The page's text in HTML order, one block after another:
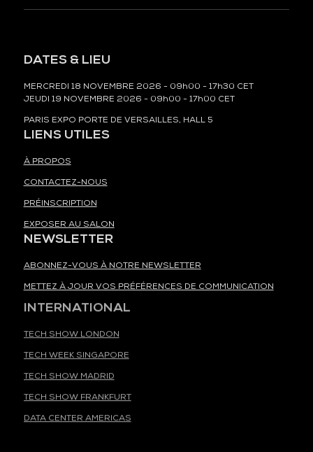
DATES & LIEU
MERCREDI 18 NOVEMBRE 2026 - 09h00 - 17h30 CET
JEUDI 19 NOVEMBRE 2026 - 09h00 - 17h00 CET
PARIS EXPO PORTE DE VERSAILLES, HALL 5
LIENS UTILES
À PROPOS
CONTACTEZ-NOUS
PRÉINSCRIPTION
EXPOSER AU SALON
NEWSLETTER
ABONNEZ-VOUS À NOTRE NEWSLETTER
METTEZ À JOUR VOS PRÉFÉRENCES DE COMMUNICATION
INTERNATIONAL